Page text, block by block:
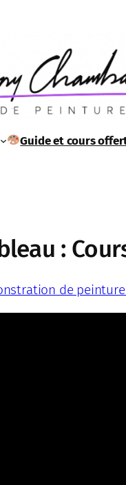
Guide et cours
:
de